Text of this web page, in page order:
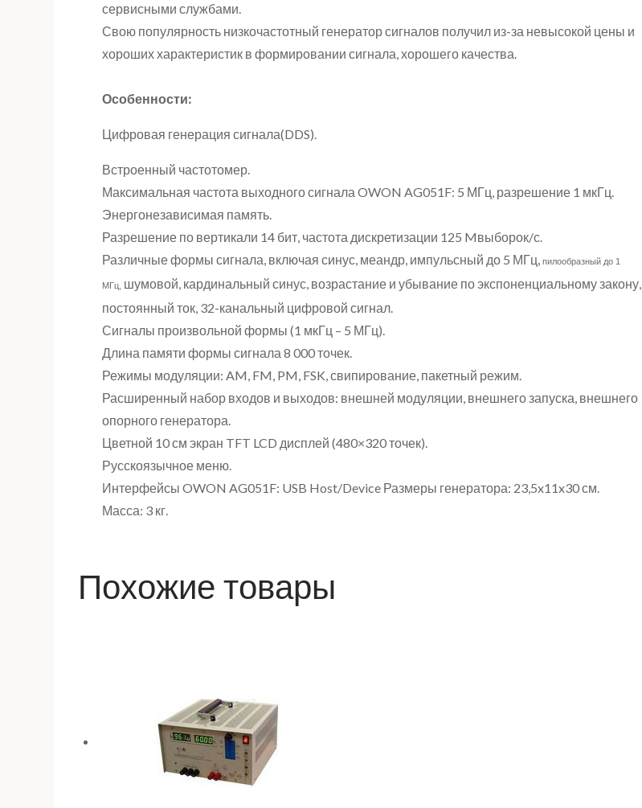
сервисными службами.
Свою популярность низкочастотный генератор сигналов получил из-за невысокой цены и
хороших характеристик в формировании сигнала, хорошего качества.
Особенности:
Цифровая генерация сигнала(DDS).
Встроенный частотомер.
Максимальная частота выходного сигнала OWON AG051F: 5 МГц, разрешение 1 мкГц.
Энергонезависимая память.
Разрешение по вертикали 14 бит, частота дискретизации 125 Mвыборок/с.
Различные формы сигнала, включая синус, меандр, импульсный до 5 МГц,пилообразный до 1
МГц, шумовой, кардинальный синус, возрастание и убывание по экспоненциальному закону,
постоянный ток, 32-канальный цифровой сигнал.
Сигналы произвольной формы (1 мкГц – 5 МГц).
Длина памяти формы сигнала 8 000 точек.
Режимы модуляции: AM, FM, PM, FSK, свипирование, пакетный режим.
Расширенный набор входов и выходов: внешней модуляции, внешнего запуска, внешнего
опорного генератора.
Цветной 10 см экран TFT LCD дисплей (480×320 точек).
Русскоязычное меню.
Интерфейсы OWON AG051F: USB Host/Device Размеры генератора: 23,5x11x30 см.
Масса: 3 кг.
Похожие товары